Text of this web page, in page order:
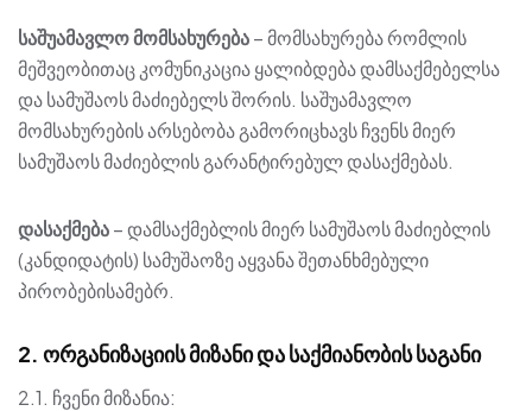
საშუამავლომომსახურება– მომსახურება რომლის
მეშვეობითაც კომუნიკაცია ყალიბდება დამსაქმებელსა
და სამუშაოს მაძიებელს შორის. საშუამავლო
მომსახურების არსებობა გამორიცხავს ჩვენს მიერ
სამუშაოს მაძიებლის გარანტირებულ დასაქმებას.
დასაქმება– დამსაქმებლის მიერ სამუშაოს მაძიებლის
(კანდიდატის) სამუშაოზე აყვანა შეთანხმებული
პირობებისამებრ.
2. ორგანიზაციის მიზანი და საქმიანობის საგანი
2.1. ჩვენი მიზანია: